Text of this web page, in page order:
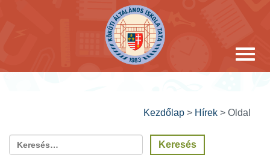
Kezdőlap > Hírek > Oldal